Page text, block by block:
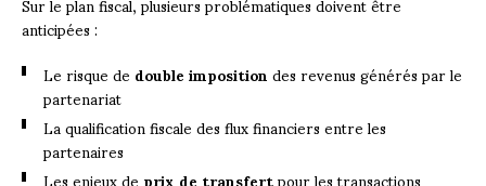
anticipées :
Le risque dedouble impositiondes revenus générés par le
partenariat
La qualification fiscale des flux financiers entre les
partenaires